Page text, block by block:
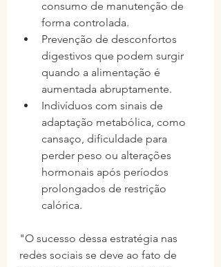
consumo de manutenção de
forma controlada.
Prevenção de desconfortos
digestivos que podem surgir
quando a alimentação é
aumentada abruptamente.
Indivíduos com sinais de
adaptação metabólica, como
cansaço, dificuldade para
perder peso ou alterações
hormonais após períodos
prolongados de restrição
calórica.
"O sucesso dessa estratégia nas
redes sociais se deve ao fato de